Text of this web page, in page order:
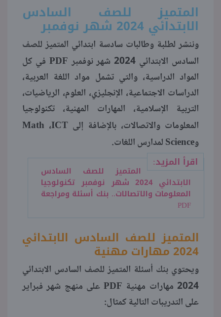
المتميز للصف السادس
الابتدائي 2024 شهر نوفمبر
وننشر لطلبة وطالبات سادسة ابتدائي المتميز للصف
السادس الابتدائي 2024 شهر نوفمبر
PDF في كل
المواد الدراسية، والتي تشمل مواد اللغة العربية،
الدراسات الاجتماعية، الإنجليزي، العلوم، الرياضيات،
التربية الإسلامية، المهارات المهنية، تكنولوجيا
المعلومات والاتصالات، بالإضافة إلى ICT، Math
وScienceلمدارس اللغات.
اقرأ المزيد:
المتميز للصف السادس
الابتدائي 2024 شهر نوفمبر تكنولوجيا
المعلومات والاتصالات.. بنك أسئلة ومراجعة
PDF
المتميز للصف السادس الابتدائي
2024 مهارات مهنية
ويحتوي بنك أسئلة المتميز للصف السادس الابتدائي
2024 مهارات مهنية
PDFعلى منهج شهر فبراير
على التدريبات التالية كمثال: